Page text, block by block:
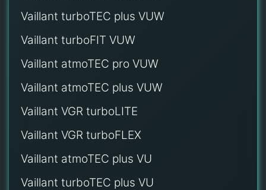
Vaillant turboTEC plus VUW
Vaillant turboFIT VUW
Vaillant atmoTEC pro VUW
Vaillant atmoTEC plus VUW
Vaillant VGR turboLITE
Vaillant VGR turboFLEX
Vaillant atmoTEC plus VU
Vaillant turboTEC plus VU